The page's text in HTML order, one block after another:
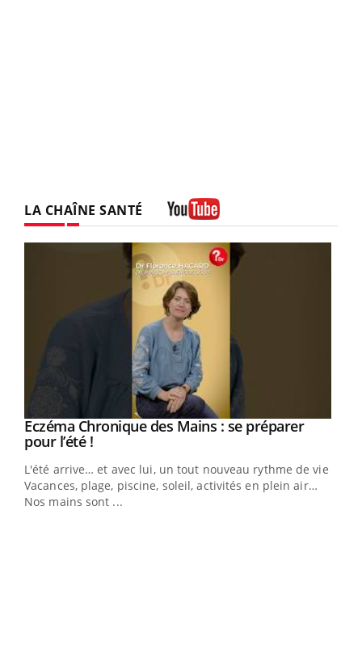
LA CHAÎNE SANTÉ
Youtube
Eczéma Chronique des Mains : se préparer
pour l’été !Youtube
L'été arrive… et avec lui, un tout nouveau rythme de vie !
Vacances, plage, piscine, soleil, activités en plein air…
Nos mains sont ...